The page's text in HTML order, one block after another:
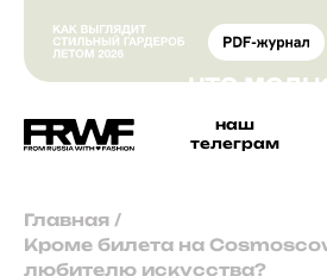
наш
телеграм
Главная /
Кроме билета на
любителю искусства?